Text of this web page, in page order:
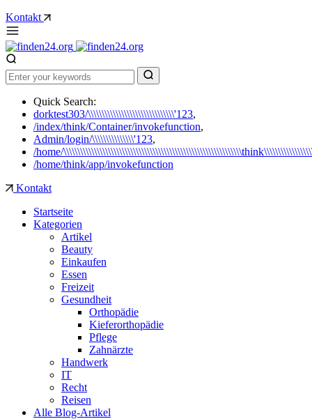
Kontakt
Quick Search:
dorktest303/\\\\\\\\\\\\\\\\\\\\\\\\\\\\\\\'123,
/index/think/Container/invokefunction,
Admin/login/\\\\\\\\\\\\\\\'123,
/home/
/home/think/app/invokefunction
Kontakt
Startseite
Kategorien
Artikel
Beauty
Einkaufen
Essen
Freizeit
Gesundheit
Orthopädie
Kieferorthopädie
Pflege
Zahnärzte
Handwerk
IT
Recht
Reisen
Alle Blog-Artikel